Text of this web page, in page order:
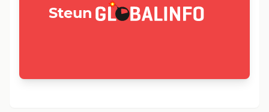
Steun GLOBALINFO.nl